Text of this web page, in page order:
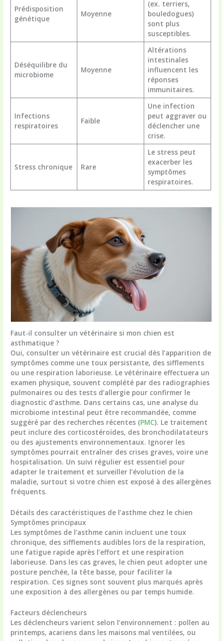
Prédisposition
génétique
Moyenne
(ex. terriers,
bouledogues)
sont plus
susceptibles.
Déséquilibre du
microbiome
Moyenne
Altérations
intestinales
influencent les
réponses
immunitaires.
Infections
respiratoires
Faible
Une infection
peut aggraver ou
déclencher une
crise.
Stress chronique Rare
Le stress peut
exacerber les
symptômes
respiratoires.
Faut-il consulter un vétérinaire si mon chien est
asthmatique ?
Oui, consulter un vétérinaire est crucial dès l’apparition de
symptômes comme une toux persistante, des sifflements
ou une respiration laborieuse. Le vétérinaire effectuera un
examen physique, souvent complété par des radiographies
pulmonaires ou des tests d’allergie pour confirmer le
diagnostic d’asthme. Dans certains cas, une analyse du
microbiome intestinal peut être recommandée, comme
suggéré par des recherches récentes (PMC). Le traitement
peut inclure des corticostéroïdes, des bronchodilatateurs
ou des ajustements environnementaux. Ignorer les
symptômes pourrait entraîner des crises graves, voire une
hospitalisation. Un suivi régulier est essentiel pour
adapter le traitement et surveiller l’évolution de la
maladie, surtout si votre chien est exposé à des allergènes
fréquents.
Détails des caractéristiques de l’asthme chez le chien
Symptômes principaux
Les symptômes de l’asthme canin incluent une toux
chronique, des sifflements audibles lors de la respiration,
une fatigue rapide après l’effort et une respiration
laborieuse. Dans les cas graves, le chien peut adopter une
posture penchée, la tête basse, pour faciliter la
respiration. Ces signes sont souvent plus marqués après
une exposition à des allergènes ou par temps humide.
Facteurs déclencheurs
Les déclencheurs varient selon l’environnement : pollen au
printemps, acariens dans les maisons mal ventilées, ou